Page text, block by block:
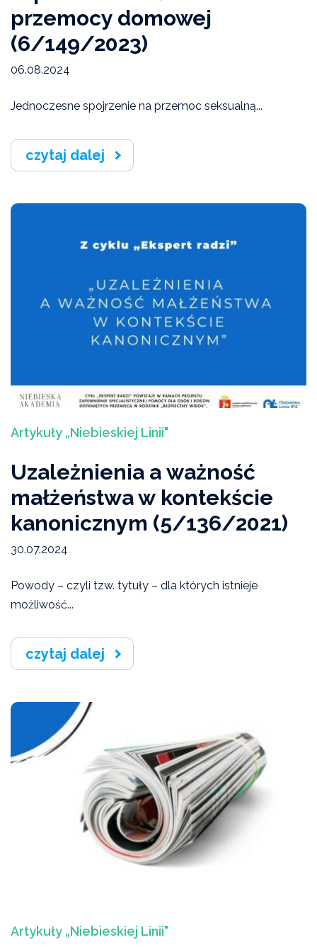
Artykuły
przemocy domowej
(6/149/2023)
06.08.2024
Jednoczesne spojrzenie na przemoc seksualną...
czytaj dalej
Artykuły „Niebieskiej Linii"
Uzależnienia a ważność
małżeństwa w kontekście
kanonicznym (5/136/2021)
30.07.2024
Powody – czyli tzw. tytuły – dla których istnieje
możliwość...
czytaj dalej
Artykuły „Niebieskiej Linii"